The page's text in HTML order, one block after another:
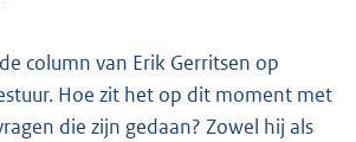
column van Erik Gerritsen op
Hoe zit het op dit moment met
die zijn gedaan? Zowel hij als